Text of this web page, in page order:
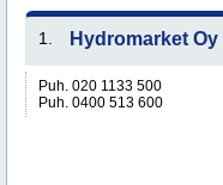
1. Hydromarket Oy
Puh. 020 1133 500
Puh. 0400 513 600